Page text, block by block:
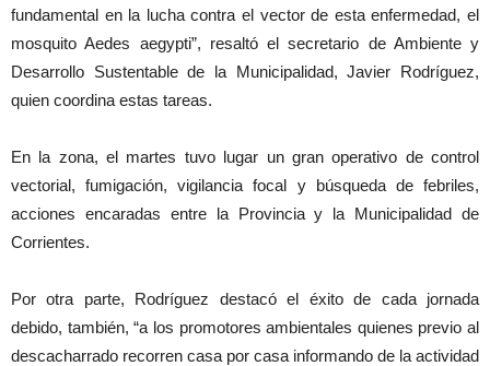
fundamental en la lucha contra el vector de esta enfermedad, el
mosquito Aedes aegypti”, resaltó el secretario de Ambiente y
Desarrollo Sustentable de la Municipalidad, Javier Rodríguez,
quien coordina estas tareas.
En la zona, el martes tuvo lugar un gran operativo de control
vectorial, fumigación, vigilancia focal y búsqueda de febriles,
acciones encaradas entre la Provincia y la Municipalidad de
Corrientes.
Por otra parte, Rodríguez destacó el éxito de cada jornada
debido, también, “a los promotores ambientales quienes previo al
descacharrado recorren casa por casa informando de la actividad